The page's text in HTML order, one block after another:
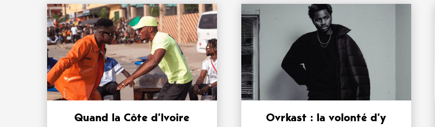
Quand la Côte d’Ivoire
Ovrkast : la volonté d’y